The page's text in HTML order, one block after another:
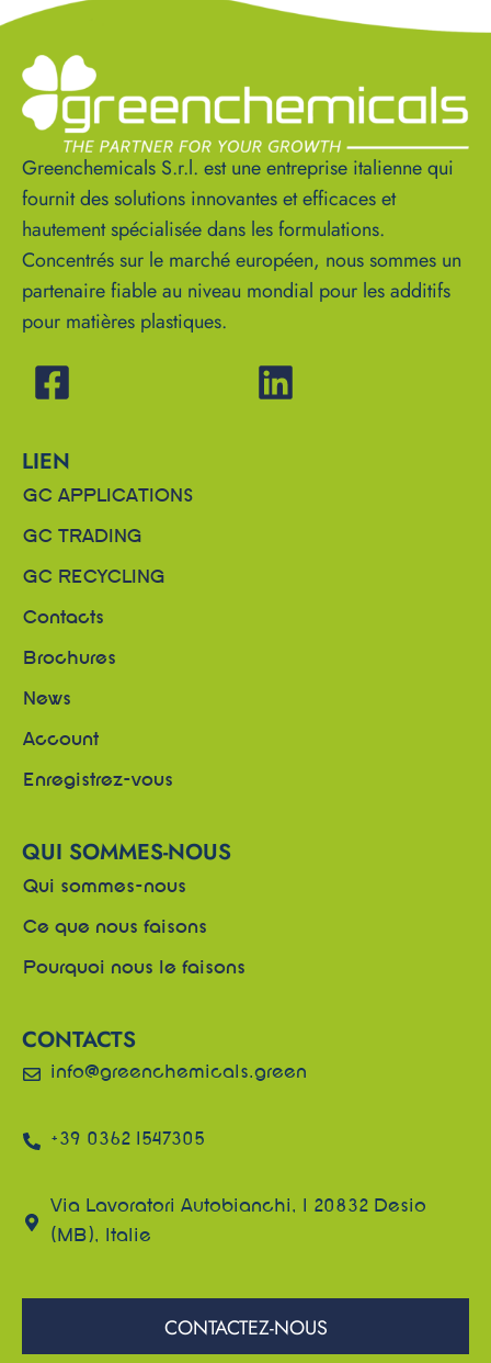
Greenchemicals S.r.l. est une entreprise italienne qui
fournit des solutions innovantes et efficaces et
hautement spécialisée dans les formulations.
Concentrés sur le marché européen, nous sommes un
partenaire fiable au niveau mondial pour les additifs
pour matières plastiques.
LIEN
GC APPLICATIONS
GC TRADING
GC RECYCLING
Contacts
Brochures
News
Account
Enregistrez-vous
QUI SOMMES-NOUS
Qui sommes-nous
Ce que nous faisons
Pourquoi nous le faisons
CONTACTS
info@greenchemicals.green
+39 0362 1547305
Via Lavoratori Autobianchi, 1 20832 Desio
(MB), Italie
CONTACTEZ-NOUS